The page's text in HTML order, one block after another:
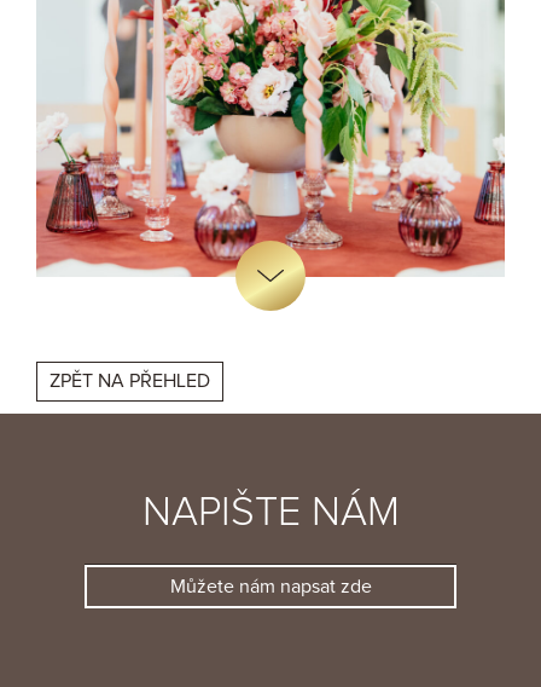
ZPĚT NA PŘEHLED
NAPIŠTE NÁM
Můžete nám napsat zde